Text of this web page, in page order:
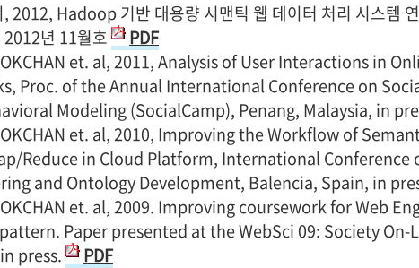
, 2012, Hadoop 기반 대용량 시맨틱 웹 데이터 처리 시스템
2012년 11월호
PDF
et. al, 2011, Analysis of User Interactions in
Proc. of the Annual International Conference on
Modeling (SocialCamp), Penang, Malaysia, in
et. al, 2010, Improving the Workflow of
Reduce in Cloud Platform, International Conference
and Ontology Development, Balencia, Spain, in
et. al, 2009. Improving coursework for Web
Paper presented at the WebSci 09: Society On-
press.
PDF